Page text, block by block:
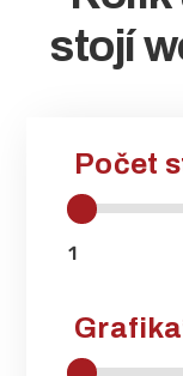
stojí
Počet
1
Grafika